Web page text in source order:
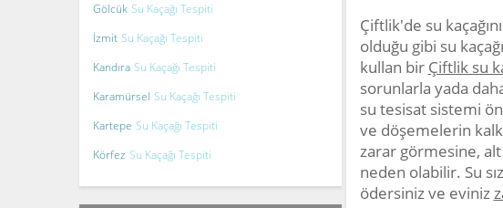
Çiftlik'de su
olduğu gibi su
kullan bir Çiftlik su
sorunlarla yada
su tesisat sistemi
ve döşemelerin
zarar görmesine,
neden olabilir. Su
ödersiniz ve eviniz
Gölcük Su Kaçağı Tespiti
İzmit Su Kaçağı Tespiti
Kandıra Su Kaçağı Tespiti
Karamürsel Su Kaçağı Tespiti
Kartepe Su Kaçağı Tespiti
Körfez Su Kaçağı Tespiti